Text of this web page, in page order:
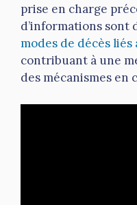
prise en charge
d’informations sont
modes de décès liés
contribuant à une
des mécanismes en